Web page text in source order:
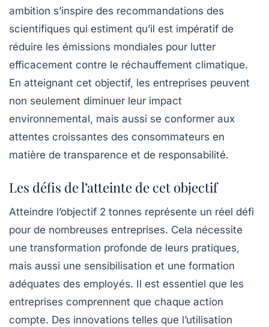
ambition s’inspire des recommandations des
scientifiques qui estiment qu’il est impératif de
réduire les émissions mondiales pour lutter
efficacement contre le réchauffement climatique.
En atteignant cet objectif, les entreprises peuvent
non seulement diminuer leur impact
environnemental, mais aussi se conformer aux
attentes croissantes des consommateurs en
matière de transparence et de responsabilité.
Les défis de l’atteinte de cet objectif
Atteindre l’objectif 2 tonnes représente un réel défi
pour de nombreuses entreprises. Cela nécessite
une transformation profonde de leurs pratiques,
mais aussi une sensibilisation et une formation
adéquates des employés. Il est essentiel que les
entreprises comprennent que chaque action
compte. Des innovations telles que l’utilisation